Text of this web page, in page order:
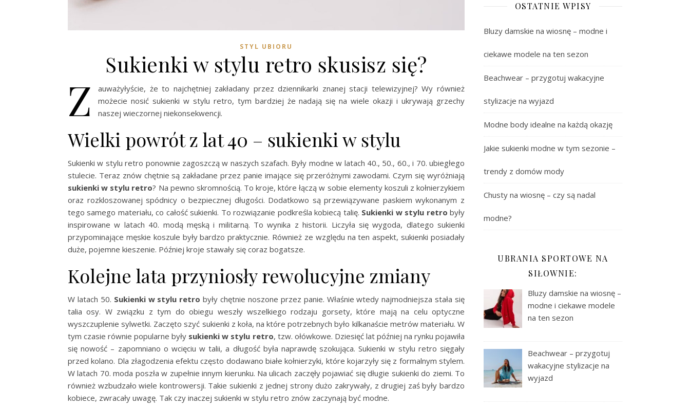
STYL UBIORU
Sukienki w stylu retro skusisz się?
Z
auważyłyście, że to najchętniej zakładany przez dziennikarki znanej stacji telewizyjnej? Wy również
możecie nosić sukienki w stylu retro, tym bardziej że nadają się na wiele okazji i ukrywają grzechy
naszej wieczornej niekonsekwencji.
Wielki powrót z lat 40 – sukienki w stylu
Sukienki w stylu retro ponownie zagoszczą w naszych szafach. Były modne w latach 40., 50., 60., i 70. ubiegłego
stulecie. Teraz znów chętnie są zakładane przez panie imające się przeróżnymi zawodami. Czym się wyróżniają
sukienki w stylu retro? Na pewno skromnością. To kroje, które łączą w sobie elementy koszuli z kołnierzykiem
oraz rozkloszowanej spódnicy o bezpiecznej długości. Dodatkowo są przewiązywane paskiem wykonanym z
tego samego materiału, co całość sukienki. To rozwiązanie podkreśla kobiecą talię. Sukienki w stylu retro były
inspirowane w latach 40. modą męską i militarną. To wynika z historii. Liczyła się wygoda, dlatego sukienki
przypominające męskie koszule były bardzo praktycznie. Również ze względu na ten aspekt, sukienki posiadały
duże, pojemne kieszenie. Później kroje stawały się coraz bogatsze.
Kolejne lata przyniosły rewolucyjne zmiany
W latach 50. Sukienki w stylu retro były chętnie noszone przez panie. Właśnie wtedy najmodniejsza stała się
talia osy. W związku z tym do obiegu weszły wszelkiego rodzaju gorsety, które mają na celu optyczne
wyszczuplenie sylwetki. Zaczęto szyć sukienki z koła, na które potrzebnych było kilkanaście metrów materiału. W
tym czasie równie popularne były sukienki w stylu retro, tzw. ołówkowe. Dziesięć lat później na rynku pojawiła
się nowość – zapomniano o wcięciu w talii, a długość była naprawdę szokująca. Sukienki w stylu retro sięgały
przed kolano. Dla złagodzenia efektu często dodawano białe kołnierzyki, które kojarzyły się z formalnym stylem.
W latach 70. moda poszła w zupełnie innym kierunku. Na ulicach zaczęły pojawiać się długie sukienki do ziemi. To
również wzbudzało wiele kontrowersji. Takie sukienki z jednej strony dużo zakrywały, z drugiej zaś były bardzo
kobiece, zwracały uwagę. Tak czy inaczej sukienki w stylu retro znów zaczynają być modne.
OSTATNIE WPISY
Bluzy damskie na wiosnę – modne i
ciekawe modele na ten sezon
Beachwear – przygotuj wakacyjne
stylizacje na wyjazd
Modne body idealne na każdą okazję
Jakie sukienki modne w tym sezonie –
trendy z domów mody
Chusty na wiosnę – czy są nadal
modne?
UBRANIA SPORTOWE NA
SIŁOWNIE:
Bluzy damskie na wiosnę –
modne i ciekawe modele
na ten sezon
Beachwear – przygotuj
wakacyjne stylizacje na
wyjazd